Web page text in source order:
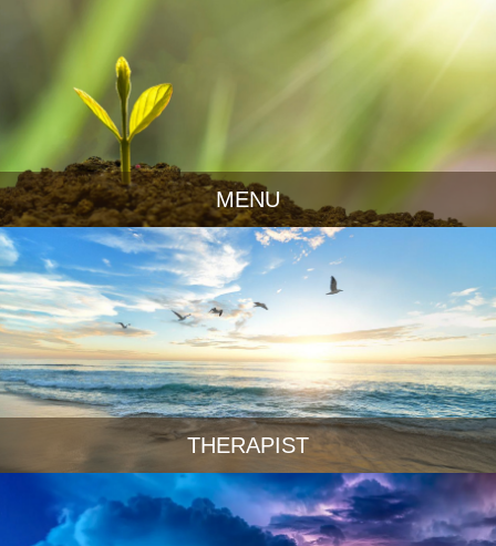
MENU
THERAPIST